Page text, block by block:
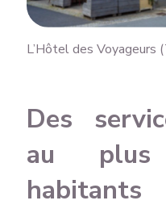
L’Hôtel des Voyageurs
Des
au
habitants